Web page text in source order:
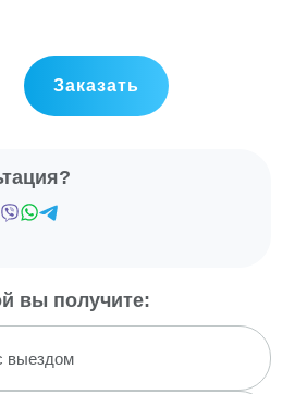
Заказать
вы получите:
выездом